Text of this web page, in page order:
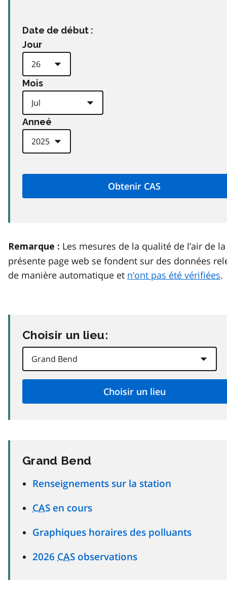
Date de début :
Jour
Mois
Anneé
Remarque : Les mesures de la qualité de l’air de la
présente page web se fondent sur des données
de manière automatique et n’ont pas été vérifiées.
Choisir un lieu:
Grand Bend
Renseignements sur la station
CAS en cours
Graphiques horaires des polluants
2026 CAS observations